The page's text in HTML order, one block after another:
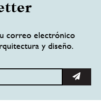
correo electrónico
y diseño.